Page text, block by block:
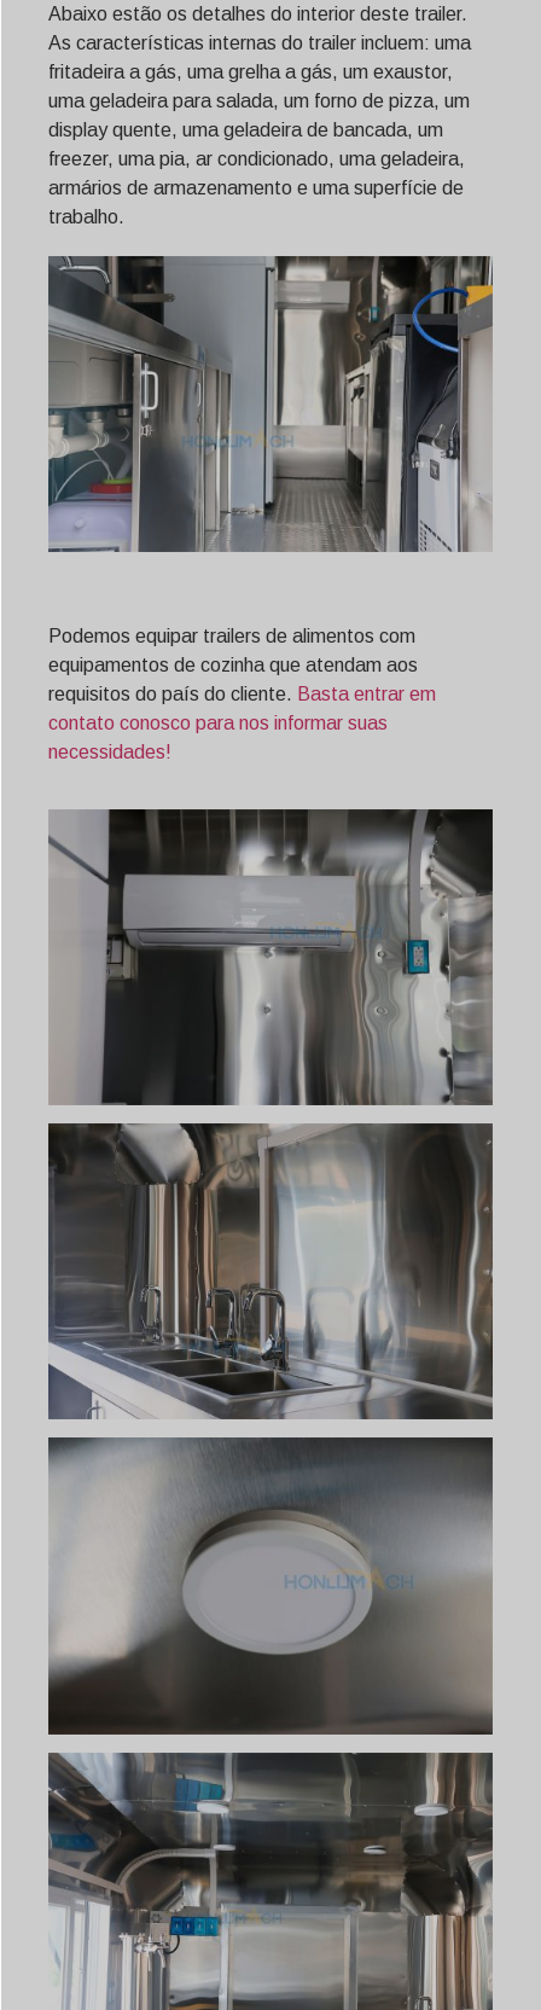
Abaixo estão os detalhes do interior deste trailer.
As características internas do trailer incluem: uma
fritadeira a gás, uma grelha a gás, um exaustor,
uma geladeira para salada, um forno de pizza, um
display quente, uma geladeira de bancada, um
freezer, uma pia, ar condicionado, uma geladeira,
armários de armazenamento e uma superfície de
trabalho.
Podemos equipar trailers de alimentos com
equipamentos de cozinha que atendam aos
requisitos do país do cliente. Basta entrar em
contato conosco para nos informar suas
necessidades!